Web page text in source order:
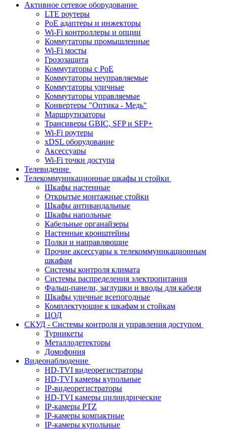
Активное сетевое оборудование
LTE роутеры
PoE адаптеры и инжекторы
Wi-Fi контроллеры и опции
Коммутаторы промышленные
Wi-Fi мосты
Грозозащита
Коммутаторы c PoE
Коммутаторы неуправляемые
Коммутаторы уличные
Коммутаторы управляемые
Конвертеры "Оптика - Медь"
Маршрутизаторы
Трансиверы GBIC, SFP и SFP+
Wi-Fi роутеры
xDSL оборудование
Аксессуары
Wi-Fi точки доступа
Телевидение
Телекоммуникационные шкафы и стойки
Шкафы настенные
Открытые монтажные стойки
Шкафы антивандальные
Шкафы напольные
Кабельные органайзеры
Настенные кронштейны
Полки и направляющие
Прочие аксессуары к телекоммуникационным
шкафам
Системы контроля климата
Системы распределения электропитания
Фальш-панели, заглушки и вводы для кабеля
Шкафы уличные всепогодные
Комплектующие к шкафам и стойкам
ЦОД
СКУД - Системы контроля и управления доступом
Турникеты
Металлодетекторы
Домофония
Видеонаблюдение
HD-TVI видеорегистраторы
HD-TVI камеры купольные
IP-видеорегистраторы
HD-TVI камеры цилиндрические
IP-камеры PTZ
IP-камеры компактные
IP-камеры купольные